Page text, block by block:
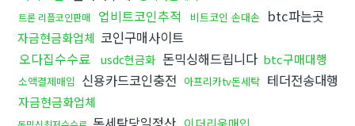
트론 리플코인판매 업비트코인추적 비트코인 손대손 btc파는곳
자금현금화업체 코인구매사이트
오다집수수료
usdc현금화 돈믹싱해드립니다 btc구매대행
소액결제매입 신용카드코인충전 아프리카tv돈세탁 테더전송대행
자금현금화업체